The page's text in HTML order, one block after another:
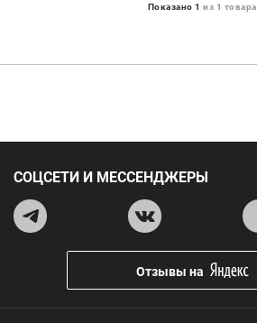
Показано 1 из 1 товара
СОЦСЕТИ И МЕССЕНДЖЕРЫ
Отзывы на